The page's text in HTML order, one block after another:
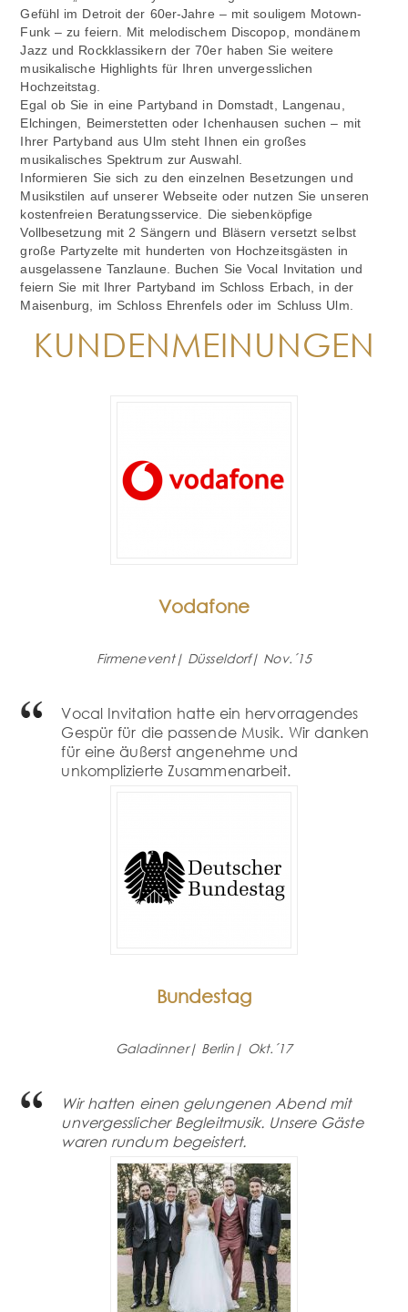
Gefühl im Detroit der 60er-Jahre – mit souligem Motown-
Funk – zu feiern. Mit melodischem Discopop, mondänem
Jazz und Rockklassikern der 70er haben Sie weitere
musikalische Highlights für Ihren unvergesslichen
Hochzeitstag.
Egal ob Sie in eine Partyband in Domstadt, Langenau,
Elchingen, Beimerstetten oder Ichenhausen suchen – mit
Ihrer Partyband aus Ulm steht Ihnen ein großes
musikalisches Spektrum zur Auswahl.
Informieren Sie sich zu den einzelnen Besetzungen und
Musikstilen auf unserer Webseite oder nutzen Sie unseren
kostenfreien Beratungsservice. Die siebenköpfige
Vollbesetzung mit 2 Sängern und Bläsern versetzt selbst
große Partyzelte mit hunderten von Hochzeitsgästen in
ausgelassene Tanzlaune. Buchen Sie Vocal Invitation und
feiern Sie mit Ihrer Partyband im Schloss Erbach, in der
Maisenburg, im Schloss Ehrenfels oder im Schluss Ulm.
KUNDENMEINUNGEN
Vodafone
Firmenevent| Düsseldorf| Nov.´15
Vocal Invitation hatte ein hervorragendes
Gespür für die passende Musik. Wir danken
für eine äußerst angenehme und
unkomplizierte Zusammenarbeit.
Bundestag
Galadinner| Berlin| Okt.´17
Wir hatten einen gelungenen Abend mit
unvergesslicher Begleitmusik. Unsere Gäste
waren rundum begeistert.